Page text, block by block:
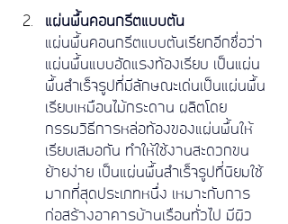
แผ่นพื้นคอนกรีตแบบตัน
แผ่นพื้นคอนกรีตแบบตันเรียกอีกชื่อว่า
แผ่นพื้นแบบอัดแรงท้องเรียบ เป็นแผ่น
พื้นสำเร็จรูปที่มีลักษณะเด่นเป็นแผ่นพื้น
เรียบเหมือนไม้กระดาน ผลิตโดย
กรรมวิธีการหล่อท้องของแผ่นพื้นให้
เรียบเสมอกัน ทำให้ใช้งานสะดวกขน
ย้ายง่าย เป็นแผ่นพื้นสำเร็จรูปที่นิยมใช้
มากที่สุดประเภทหนึ่ง เหมาะกับการ
ก่อสร้างอาคารบ้านเรือนทั่วไป มีผิว